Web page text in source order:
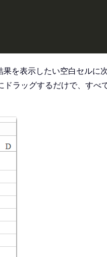
を表示したい空白セルに
ラッグするだけで、す